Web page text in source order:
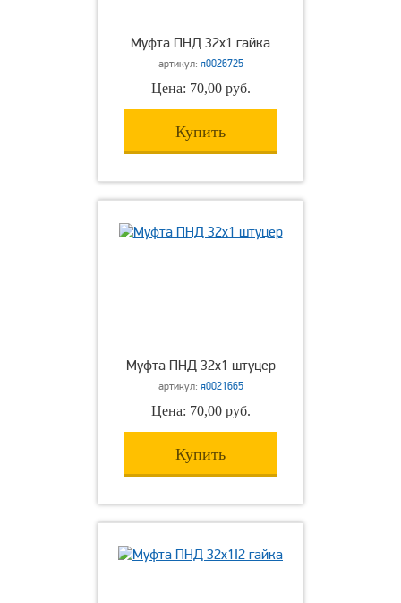
Муфта ПНД 32х1 гайка
артикул: я0026725
Цена: 70,00 руб.
Купить
Муфта ПНД 32х1 штуцер
артикул: я0021665
Цена: 70,00 руб.
Купить